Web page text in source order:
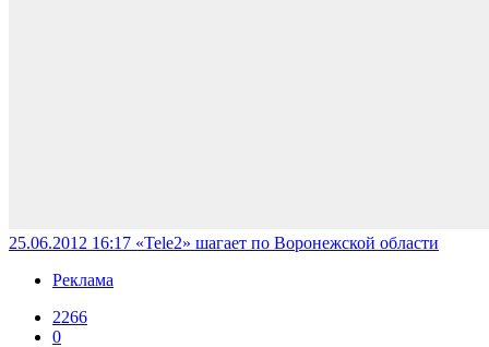
25.06.2012 16:17 «Tele2» шагает по Воронежской области
Реклама
2266
0